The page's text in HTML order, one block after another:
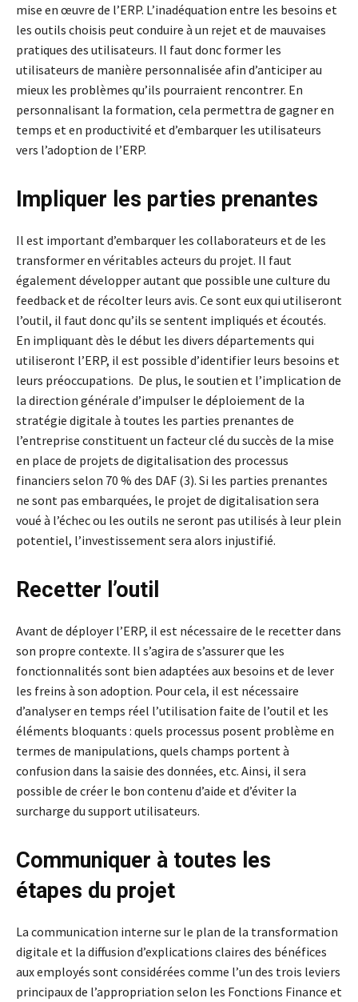
mise en œuvre de l’ERP. L’inadéquation entre les besoins et
les outils choisis peut conduire à un rejet et de mauvaises
pratiques des utilisateurs. Il faut donc former les
utilisateurs de manière personnalisée afin d’anticiper au
mieux les problèmes qu’ils pourraient rencontrer. En
personnalisant la formation, cela permettra de gagner en
temps et en productivité et d’embarquer les utilisateurs
vers l’adoption de l’ERP.
Impliquer les parties prenantes
Il est important d’embarquer les collaborateurs et de les
transformer en véritables acteurs du projet. Il faut
également développer autant que possible une culture du
feedback et de récolter leurs avis. Ce sont eux qui utiliseront
l’outil, il faut donc qu’ils se sentent impliqués et écoutés.
En impliquant dès le début les divers départements qui
utiliseront l’ERP, il est possible d’identifier leurs besoins et
leurs préoccupations. De plus, le soutien et l’implication de
la direction générale d’impulser le déploiement de la
stratégie digitale à toutes les parties prenantes de
l’entreprise constituent un facteur clé du succès de la mise
en place de projets de digitalisation des processus
financiers selon 70 % des DAF (3). Si les parties prenantes
ne sont pas embarquées, le projet de digitalisation sera
voué à l’échec ou les outils ne seront pas utilisés à leur plein
potentiel, l’investissement sera alors injustifié.
Recetter l’outil
Avant de déployer l’ERP, il est nécessaire de le recetter dans
son propre contexte. Il s’agira de s’assurer que les
fonctionnalités sont bien adaptées aux besoins et de lever
les freins à son adoption. Pour cela, il est nécessaire
d’analyser en temps réel l’utilisation faite de l’outil et les
éléments bloquants : quels processus posent problème en
termes de manipulations, quels champs portent à
confusion dans la saisie des données, etc. Ainsi, il sera
possible de créer le bon contenu d’aide et d’éviter la
surcharge du support utilisateurs.
Communiquer à toutes les
étapes du projet
La communication interne sur le plan de la transformation
digitale et la diffusion d’explications claires des bénéfices
aux employés sont considérées comme l’un des trois leviers
principaux de l’appropriation selon les Fonctions Finance et